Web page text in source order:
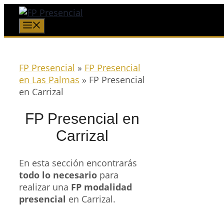
Saltar
contenido
FP Presencial » FP Presencial
en Las Palmas » FP Presencial
en Carrizal
FP Presencial en
Carrizal
En esta sección encontrarás
todo lo necesario para
realizar una FP modalidad
presencial en Carrizal.